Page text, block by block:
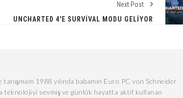
Next Post
UNCHARTED 4'E SURVIVAL MODU GELIYOR
1988 yılında babamın Euro PC von Schneider
teknolojiyi sevmiş ve günlük hayatta aktif kullanan